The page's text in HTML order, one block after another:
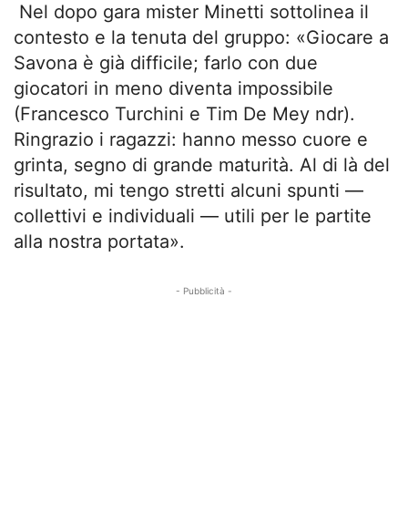
Nel dopo gara mister Minetti sottolinea il
contesto e la tenuta del gruppo: «Giocare a
Savona è già difficile; farlo con due
giocatori in meno diventa impossibile
(Francesco Turchini e Tim De Mey ndr).
Ringrazio i ragazzi: hanno messo cuore e
grinta, segno di grande maturità. Al di là del
risultato, mi tengo stretti alcuni spunti —
collettivi e individuali — utili per le partite
alla nostra portata».
- Pubblicità -